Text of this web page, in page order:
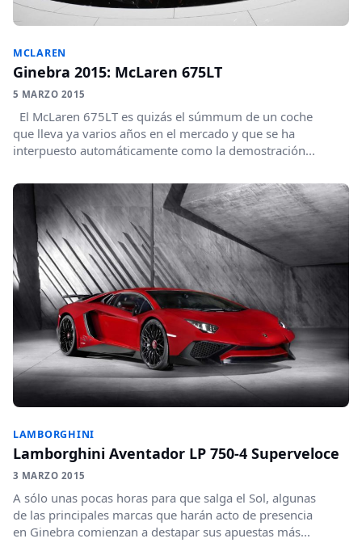
MCLAREN
Ginebra 2015: McLaren 675LT
5 MARZO 2015
El McLaren 675LT es quizás el súmmum de un coche
que lleva ya varios años en el mercado y que se ha
interpuesto automáticamente como la demostración...
LAMBORGHINI
Lamborghini Aventador LP 750-4 Superveloce
3 MARZO 2015
A sólo unas pocas horas para que salga el Sol, algunas
de las principales marcas que harán acto de presencia
en Ginebra comienzan a destapar sus apuestas más...